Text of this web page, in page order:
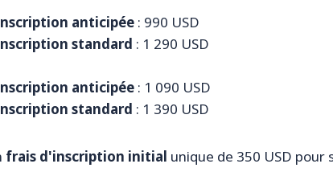
anticipée : 990 USD
standard : 1 290 USD
anticipée : 1 090 USD
standard : 1 390 USD
frais d'inscription initial unique de 350 USD